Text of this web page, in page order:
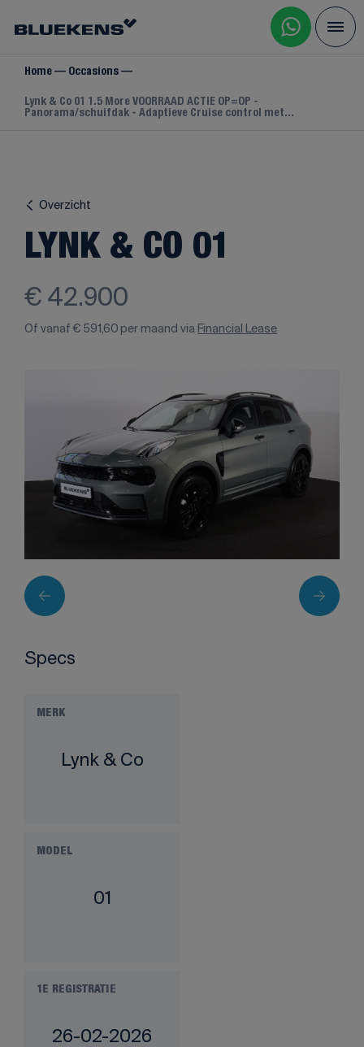
Home Occasions
Lynk & Co 01 1.5 More VOORRAAD ACTIE OP=OP -
Panorama/schuifdak - Adaptieve Cruise control met...
Overzicht
LYNK & CO 01
€ 42.900
Of vanaf € 591,60 per maand via Financial Lease
Specs
MERK
Lynk & Co
MODEL
01
1E REGISTRATIE
26-02-2026